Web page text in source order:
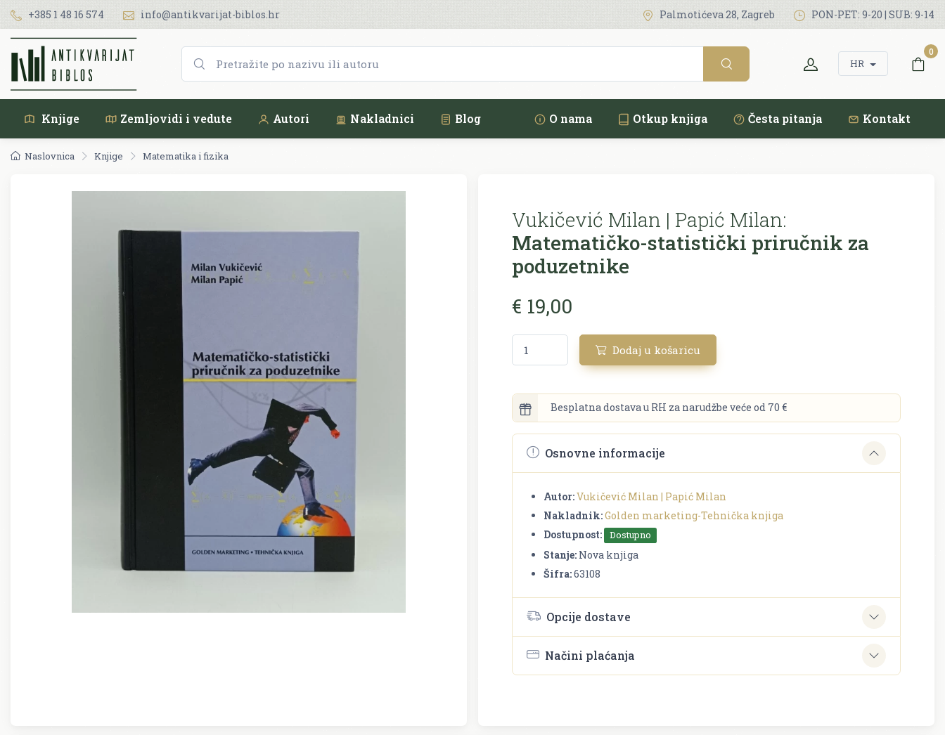
+385 1 48 16 574 info@antikvarijat-biblos.hr Palmotićeva 28, Zagreb PON-PET: 9-20 | SUB: 9-14
HR
0
Knjige Zemljovidi i vedute Autori Nakladnici Blog O nama Otkup knjiga Česta pitanja Kontakt
Naslovnica Knjige Matematika i fizika
Vukičević Milan | Papić Milan:
Matematičko-statistički priručnik za
poduzetnike
€ 19,00
Dodaj u košaricu
Besplatna dostava u RH za narudžbe veće od 70 €
Osnovne informacije
Autor:Vukičević Milan | Papić Milan
Nakladnik:Golden marketing-Tehnička knjiga
Dostupnost:
Dostupno
Stanje: Nova knjiga
Šifra:63108
Opcije dostave
Načini plaćanja